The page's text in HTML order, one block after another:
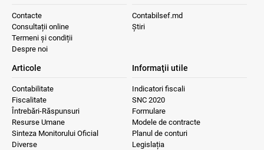
Contacte
Consultații online
Termeni și condiții
Despre noi
Contabilsef.md
Știri
Articole
Contabilitate
Fiscalitate
Întrebări-Răspunsuri
Resurse Umane
Sinteza Monitorului Oficial
Diverse
Informaţii utile
Indicatori fiscali
SNC 2020
Formulare
Modele de contracte
Planul de conturi
Legislația